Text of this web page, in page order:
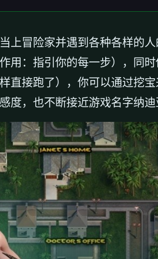
上冒险家并遇到各种各样的
用：指引你的每一步），同
直接跑了），你可以通过挖
度，也不断接近游戏名字纳迪